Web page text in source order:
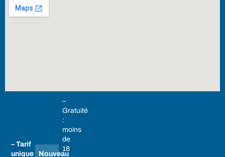
– Tarif
unique
Nouveau
–
Gratuité
:
moins
de
18